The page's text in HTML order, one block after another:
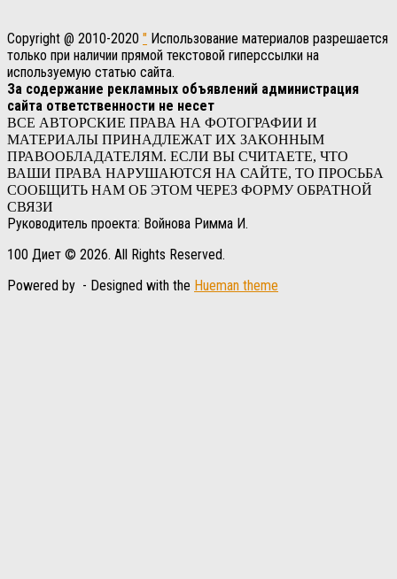
Copyright @ 2010-2020 " Использование материалов разрешается
только при наличии прямой текстовой гиперссылки на
используемую статью сайта.
За содержание рекламных объявлений администрация
сайта ответственности не несет
ВСЕ АВТОРСКИЕ ПРАВА НА ФОТОГРАФИИ И
МАТЕРИАЛЫ ПРИНАДЛЕЖАТ ИХ ЗАКОННЫМ
ПРАВООБЛАДАТЕЛЯМ. ЕСЛИ ВЫ СЧИТАЕТЕ, ЧТО
ВАШИ ПРАВА НАРУШАЮТСЯ НА САЙТЕ, ТО ПРОСЬБА
СООБЩИТЬ НАМ ОБ ЭТОМ ЧЕРЕЗ ФОРМУ ОБРАТНОЙ
СВЯЗИ
Руководитель проекта: Войнова Римма И.
100 Диет © 2026. All Rights Reserved.
Powered by - Designed with the Hueman theme